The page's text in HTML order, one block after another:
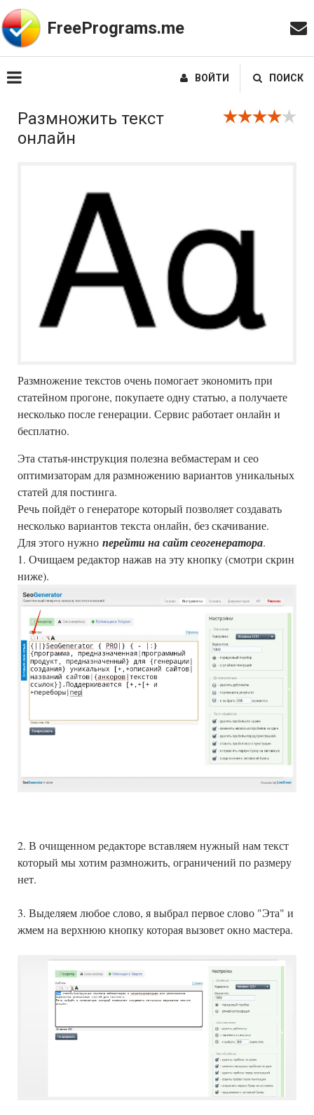
FreePrograms.me
ВОЙТИ ПОИСК
Размножить текст
онлайн
Размножение текстов очень помогает экономить при
статейном прогоне, покупаете одну статью, а получаете
несколько после генерации. Сервис работает онлайн и
бесплатно.
Эта статья-инструкция полезна вебмастерам и сео
оптимизаторам для размножению вариантов уникальных
статей для постинга.
Речь пойдёт о генераторе который позволяет создавать
несколько вариантов текста онлайн, без скачивание.
Для этого нужно перейти на сайт сеогенератора.
1. Очищаем редактор нажав на эту кнопку (смотри скрин
ниже).
2. В очищенном редакторе вставляем нужный нам текст
который мы хотим размножить, ограничений по размеру
нет.
3. Выделяем любое слово, я выбрал первое слово "Эта" и
жмем на верхнюю кнопку которая вызовет окно мастера.